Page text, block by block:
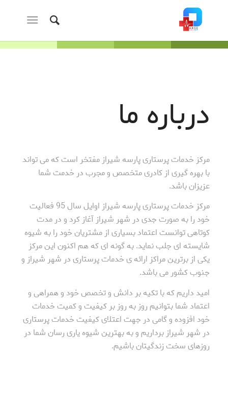
درباره ما
مرکز خدمات پرستاری پارسه شیراز مفتخر است که می تواند
با بهره گیری از کادری متخصص و مجرب در خدمت شما
عزیزان باشد.
مرکز خدمات پرستاری پارسه شیراز اوایل سال 95 فعالیت
خود را به صورت جدی در شهر شیراز آغاز کرد و در مدت
کوتاهی توانست اعتماد بسیاری از مشتریان خود را به شیوه
شایسته ای جلب نماید. به گونه ای که هم اکنون این مرکز
یکی از برترین مراکز ارائه ی خدمات پرستاری در شهر شیراز و
جنوب کشور می باشد.
امید داریم که با تکیه بر دانش و تخصص خود و همراهی و
اعتماد شما بتوانیم روز به روز بر کیفیت و کمیت خدمات
خود افزوده و گامی در جهت اعتلای کیفیت خدمات پرستاری
در شهر شیراز برداریم و به بهترین شیوه یاری رسان شما در
روزهای سخت زندگیتان باشیم.